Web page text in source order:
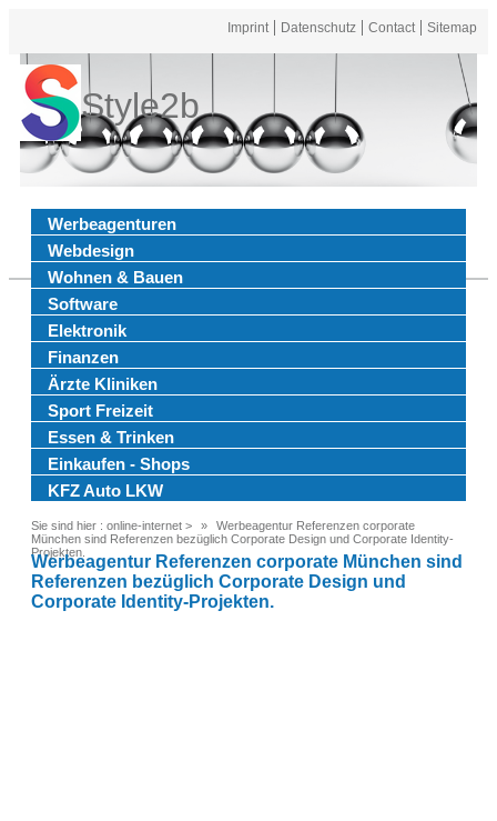
Imprint Datenschutz Contact Sitemap
Style2b
Werbeagenturen
Webdesign
Wohnen & Bauen
Software
Elektronik
Finanzen
Ärzte Kliniken
Sport Freizeit
Essen & Trinken
Einkaufen - Shops
KFZ Auto LKW
Sie sind hier : online-internet >
Werbeagentur Referenzen corporate
München sind Referenzen bezüglich Corporate Design und Corporate Identity-
Projekten.
Werbeagentur Referenzen corporate München sind
Referenzen bezüglich Corporate Design und
Corporate Identity-Projekten.